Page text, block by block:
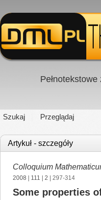
Szukaj Przeglądaj
Artykuł - szczegóły
Colloquium
2008 111 2 | 297-314
Some properties